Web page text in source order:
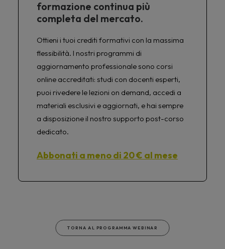
formazione continua più
completa del mercato.
Ottieni i tuoi crediti formativi con la massima
flessibilità. I nostri programmi di
aggiornamento professionale sono corsi
online accreditati: studi con docenti esperti,
puoi rivedere le lezioni on demand, accedi a
materiali esclusivi e aggiornati, e hai sempre
a disposizione il nostro supporto post-corso
dedicato.
Abbonati a meno di 20 € al mese
TORNA AL PROGRAMMA WEBINAR